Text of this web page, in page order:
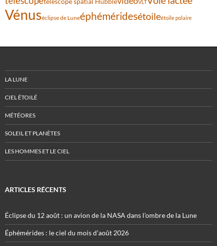
VLT
Vénuséclipse de Luneéphéméridesétoileétoile polaire
LA LUNE
CIEL ÉTOILÉ
MÉTÉORES
SOLEIL ET PLANÈTES
LES HOMMES ET LE CIEL
ARTICLES RÉCENTS
Éclipse du 12 août : un avion de la NASA dans l’ombre de la Lune
Éphémérides : le ciel du mois d’août 2026